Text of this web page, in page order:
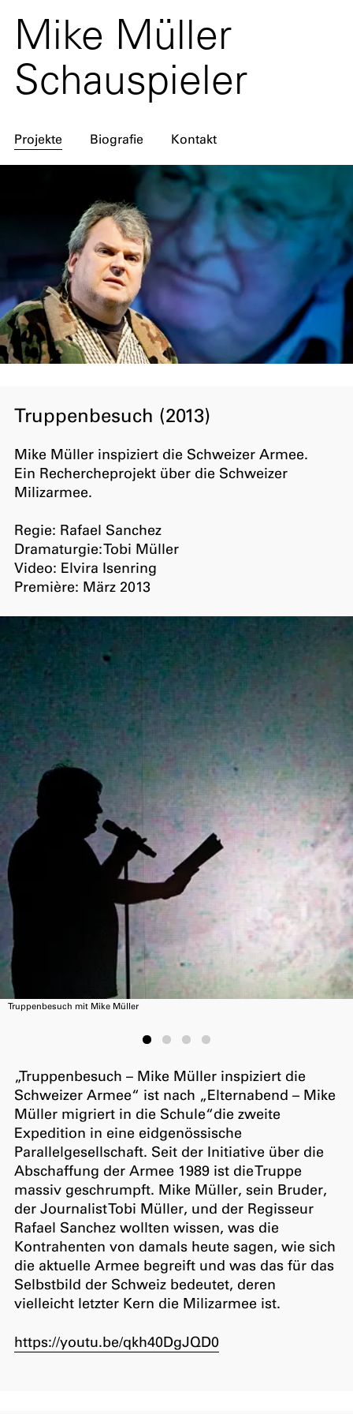
Mike Müller
Schauspieler
Projekte Biografie Kontakt
Truppenbesuch (2013)
Mike Müller inspiziert die Schweizer Armee.
Ein Rechercheprojekt über die Schweizer
Milizarmee.
Regie: Rafael Sanchez
Dramaturgie: Tobi Müller
Video: Elvira Isenring
Première: März 2013
Truppenbesuch mit Mike Müller
„Truppenbesuch – Mike Müller inspiziert die
Schweizer Armee“ ist nach „Elternabend – Mike
Müller migriert in die Schule“die zweite
Expedition in eine eidgenössische
Parallelgesellschaft. Seit der Initiative über die
Abschaffung der Armee 1989 ist die Truppe
massiv geschrumpft. Mike Müller, sein Bruder,
der Journalist Tobi Müller, und der Regisseur
Rafael Sanchez wollten wissen, was die
Kontrahenten von damals heute sagen, wie sich
die aktuelle Armee begreift und was das für das
Selbstbild der Schweiz bedeutet, deren
vielleicht letzter Kern die Milizarmee ist.
https://youtu.be/qkh40DgJQD0